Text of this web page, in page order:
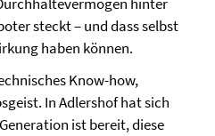
steckt – und dass selbst
haben können.
Know-how,
In Adlershof hat sich
ist bereit, diese